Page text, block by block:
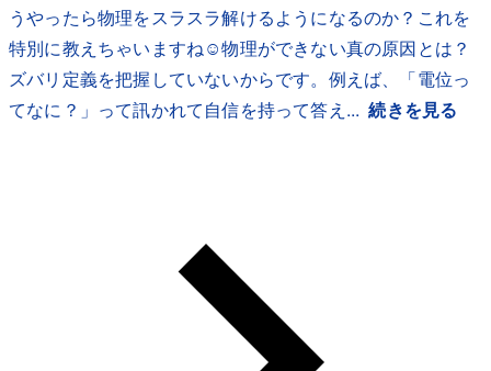
うやったら物理をスラスラ解けるようになるのか？これを
特別に教えちゃいますね☺️物理ができない真の原因とは？
ズバリ定義を把握していないからです。例えば、「電位っ
てなに？」って訊かれて自信を持って答え... 続きを見る